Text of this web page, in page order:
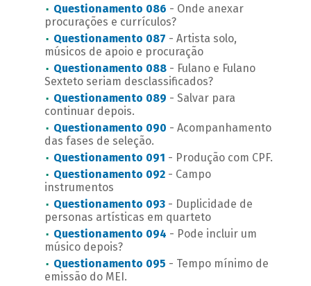
Questionamento 086 - Onde anexar
procurações e currículos?
Questionamento 087 - Artista solo,
músicos de apoio e procuração
Questionamento 088 - Fulano e Fulano
Sexteto seriam desclassificados?
Questionamento 089 - Salvar para
continuar depois.
Questionamento 090 - Acompanhamento
das fases de seleção.
Questionamento 091 - Produção com CPF.
Questionamento 092 - Campo
instrumentos
Questionamento 093 - Duplicidade de
personas artísticas em quarteto
Questionamento 094 - Pode incluir um
músico depois?
Questionamento 095 - Tempo mínimo de
emissão do MEI.